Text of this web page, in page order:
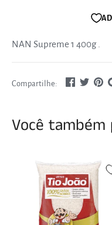
NAN Supreme 1 400g.
Compartilhe:
Você